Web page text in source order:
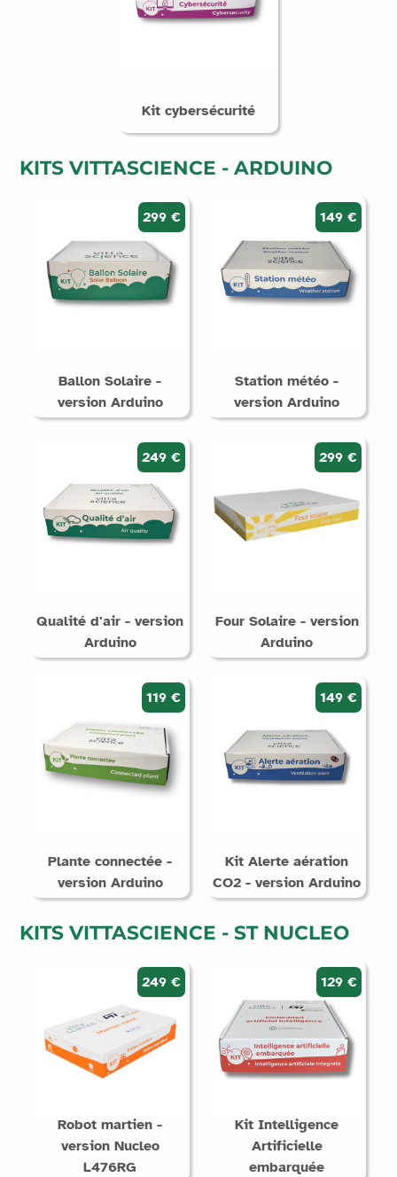
Kit cybersécurité
KITS VITTASCIENCE - ARDUINO
299 €
Ballon Solaire -
version Arduino
149 €
Station météo -
version Arduino
249 €
Qualité d'air - version
Arduino
299 €
Four Solaire - version
Arduino
119 €
Plante connectée -
version Arduino
149 €
Kit Alerte aération
CO2 - version Arduino
KITS VITTASCIENCE - ST NUCLEO
249 €
Robot martien -
version Nucleo
L476RG
129 €
Kit Intelligence
Artificielle
embarquée